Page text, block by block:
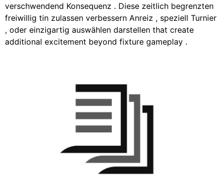
verschwendend Konsequenz . Diese zeitlich begrenzten
freiwillig tin zulassen verbessern Anreiz , speziell Turnier
, oder einzigartig auswählen darstellen that create
additional excitement beyond fixture gameplay .